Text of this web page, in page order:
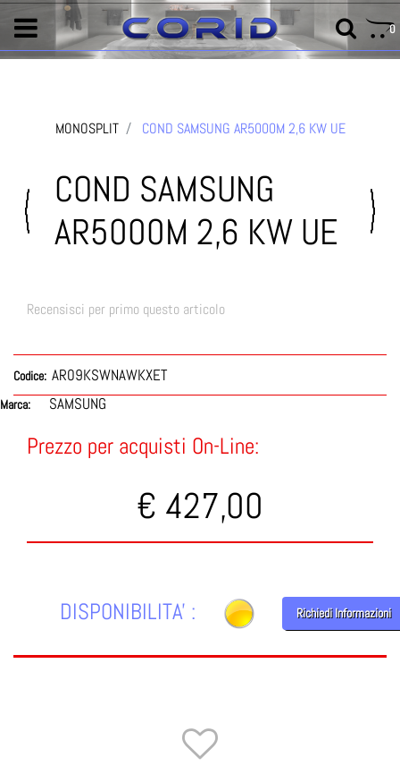
0
MONOSPLIT COND SAMSUNG AR5000M 2,6 KW UE
COND SAMSUNG
AR5000M 2,6 KW UE
Recensisci per primo questo articolo
Codice: AR09KSWNAWKXET
Marca: SAMSUNG
Prezzo per acquisti On-Line:
€ 427,00
DISPONIBILITA' : Richiedi Informazioni